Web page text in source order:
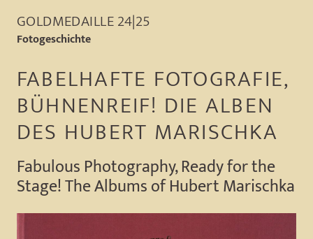
GOLDMEDAILLE 24|25
Fotogeschichte
FABELHAFTE FOTOGRAFIE,
BÜHNENREIF! DIE ALBEN
DES HUBERT MARISCHKA
Fabulous Photography, Ready for the
Stage! The Albums of Hubert Marischka